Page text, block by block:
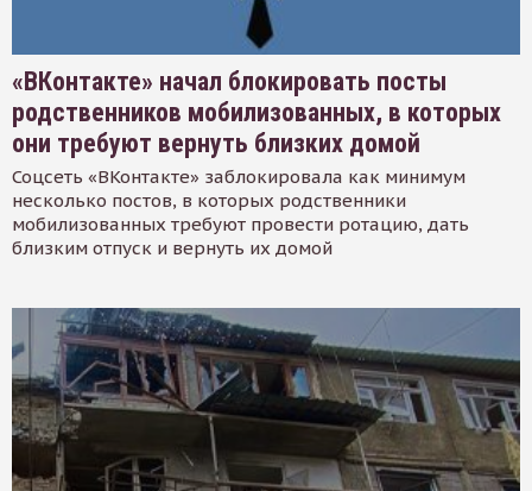
«ВКонтакте» начал блокировать посты
родственников мобилизованных, в которых
они требуют вернуть близких домой
Соцсеть «ВКонтакте» заблокировала как минимум
несколько постов, в которых родственники
мобилизованных требуют провести ротацию, дать
близким отпуск и вернуть их домой